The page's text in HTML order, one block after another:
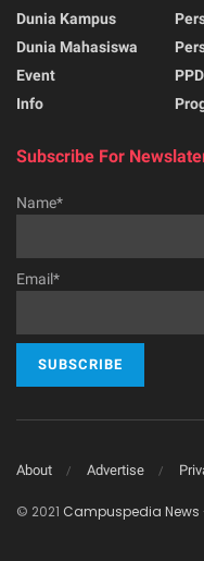
Dunia Kampus
Dunia Mahasiswa
Event
Info
Subscribe For
Name*
Email*
About Advertise
© 2021 Campuspedia News